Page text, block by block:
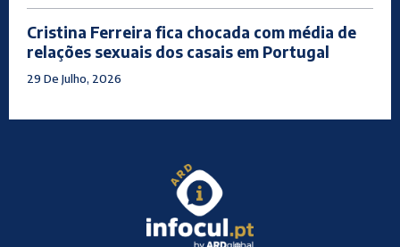
Cristina Ferreira fica chocada com média de
relações sexuais dos casais em Portugal
29 De Julho, 2026